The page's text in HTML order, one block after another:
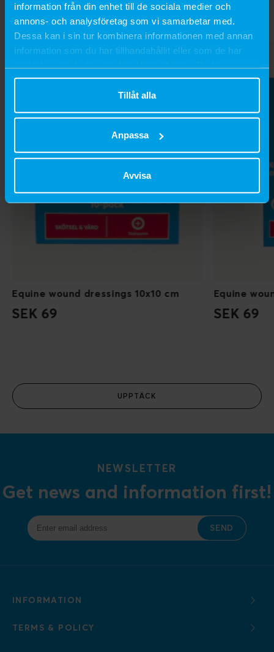
information från din enhet till de sociala medier och
annons- och analysföretag som vi samarbetar med.
Dessa kan i sin tur kombinera informationen med annan
information som du har tillhandahållit eller som de har
närsomhelst ändra ditt samtycke.
Tillåt alla
Anpassa
Avvisa
Populära produkter
Equine wound dressings 10x10 cm
SEK 69
Equine
SEK 69
UPPTÄCK
NEWSLETTER
Get news and information first!
SEND
INFORMATION
TERMS & POLICY